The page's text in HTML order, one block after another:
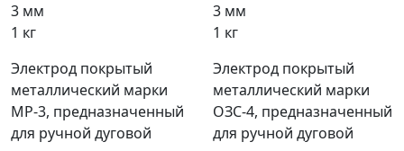
3 мм
1 кг
Электрод покрытый
металлический марки
МР-3, предназначенный
для ручной дуговой
3 мм
1 кг
Электрод покрытый
металлический марки
ОЗС-4, предназначенный
для ручной дуговой